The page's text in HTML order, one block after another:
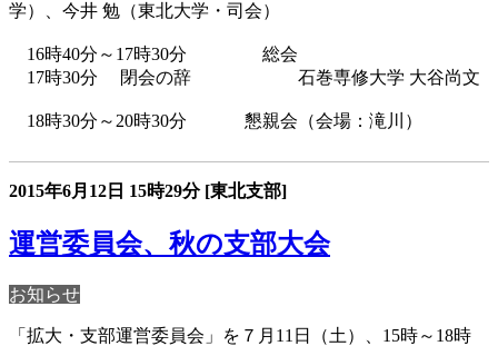
学）、 今井 勉 （東北大学・司会）
16時40分～17時30分
総会
17時30分 閉会の辞 石巻専修大学 大谷尚文
18時30分～20時30分 懇親会（会場：滝川）
2015年6月12日 15時29分 [東北支部]
運営委員会、秋の支部大会
お知らせ
「拡大・支部運営委員会」を７月11日（土）、15時～18時